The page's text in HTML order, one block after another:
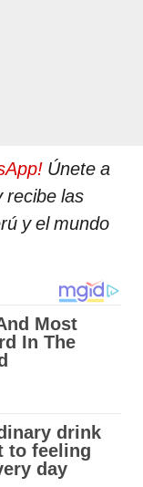
Únete a
recibe las
y el mundo